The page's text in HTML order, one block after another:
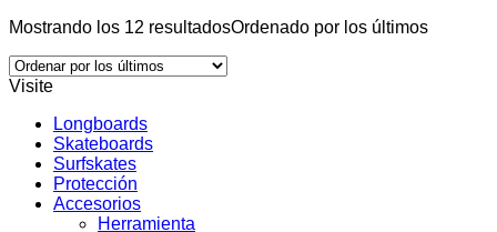
Mostrando los 12 resultadosOrdenado por los últimos
Visite
Longboards
Skateboards
Surfskates
Protección
Accesorios
Herramienta